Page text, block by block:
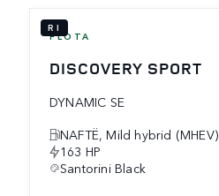
RI
FLOTA
DISCOVERY SPORT
DYNAMIC SE
NAFTË, Mild hybrid (MHEV)
163 HP
Santorini Black